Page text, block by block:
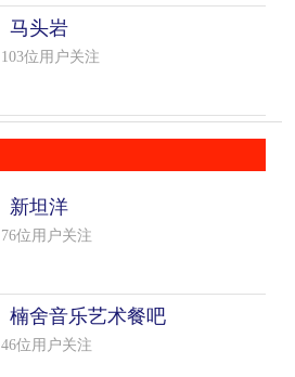
马头岩
103位用户关注
新坦洋
76位用户关注
楠舍音乐艺术餐吧
46位用户关注